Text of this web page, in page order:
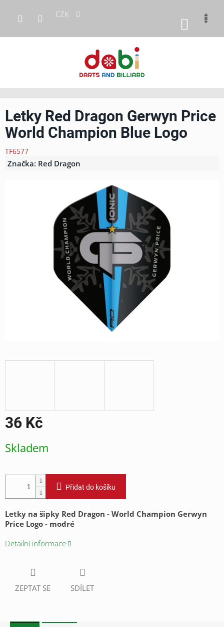
obsah
CZK
KOŠÍK
Letky Red Dragon Gerwyn Price
World Champion Blue Logo
TF6577
Značka: Red Dragon
36 Kč
cena:
Skladem
Přidat do košíku
Letky na šipky Red Dragon - World Champion Gerwyn
Price Logo - modré
Detailní informace
ZEPTAT SE SDÍLET